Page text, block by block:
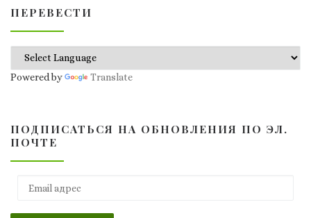
ПЕРЕВЕСТИ
Powered by Translate
ПОДПИСАТЬСЯ НА ОБНОВЛЕНИЯ ПО ЭЛ.
ПОЧТЕ